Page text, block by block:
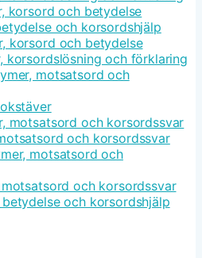
korsord och betydelse
och korsordshjälp
korsord och betydelse
korsordslösning och förklaring
motsatsord och
motsatsord och korsordssvar
och korsordssvar
motsatsord och
och korsordssvar
och korsordshjälp